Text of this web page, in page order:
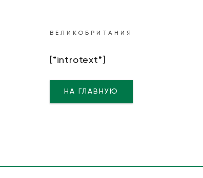
ВЕЛИКОБРИТАНИЯ
[*introtext*]
НА ГЛАВНУЮ